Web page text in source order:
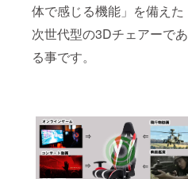
体で感じる機能」を備えた
次世代型の3Dチェアーであ
る事です。